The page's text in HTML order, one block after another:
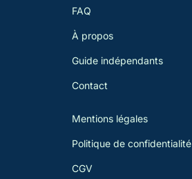
FAQ
À propos
Guide indépendants
Contact
Mentions légales
Politique de confidentialité
CGV